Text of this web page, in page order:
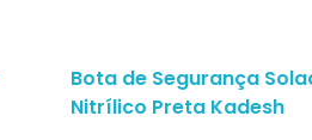
Bota de Segurança
Nitrílico Preta Kadesh